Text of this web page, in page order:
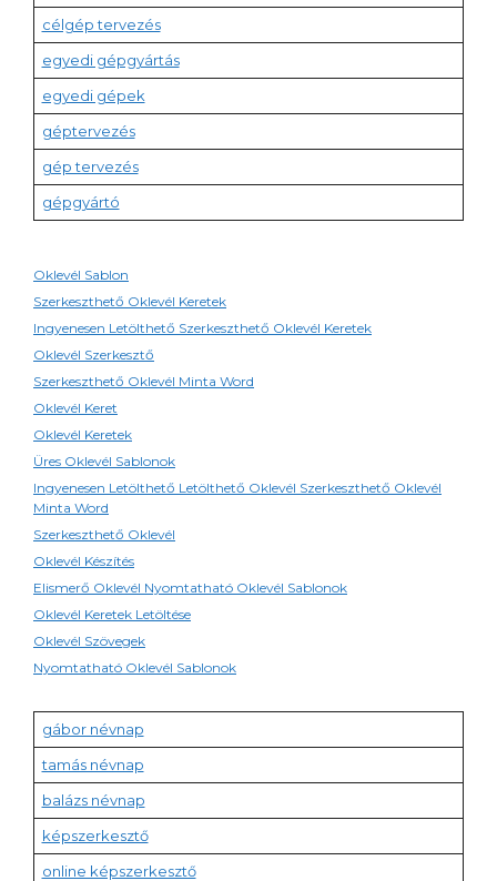
célgép tervezés
egyedi gépgyártás
egyedi gépek
géptervezés
gép tervezés
gépgyártó
Oklevél Sablon
Szerkeszthető Oklevél Keretek
Ingyenesen Letölthető Szerkeszthető Oklevél Keretek
Oklevél Szerkesztő
Szerkeszthető Oklevél Minta Word
Oklevél Keret
Oklevél Keretek
Üres Oklevél Sablonok
Ingyenesen Letölthető Letölthető Oklevél Szerkeszthető Oklevél
Minta Word
Szerkeszthető Oklevél
Oklevél Készítés
Elismerő Oklevél Nyomtatható Oklevél Sablonok
Oklevél Keretek Letöltése
Oklevél Szövegek
Nyomtatható Oklevél Sablonok
gábor névnap
tamás névnap
balázs névnap
képszerkesztő
online képszerkesztő